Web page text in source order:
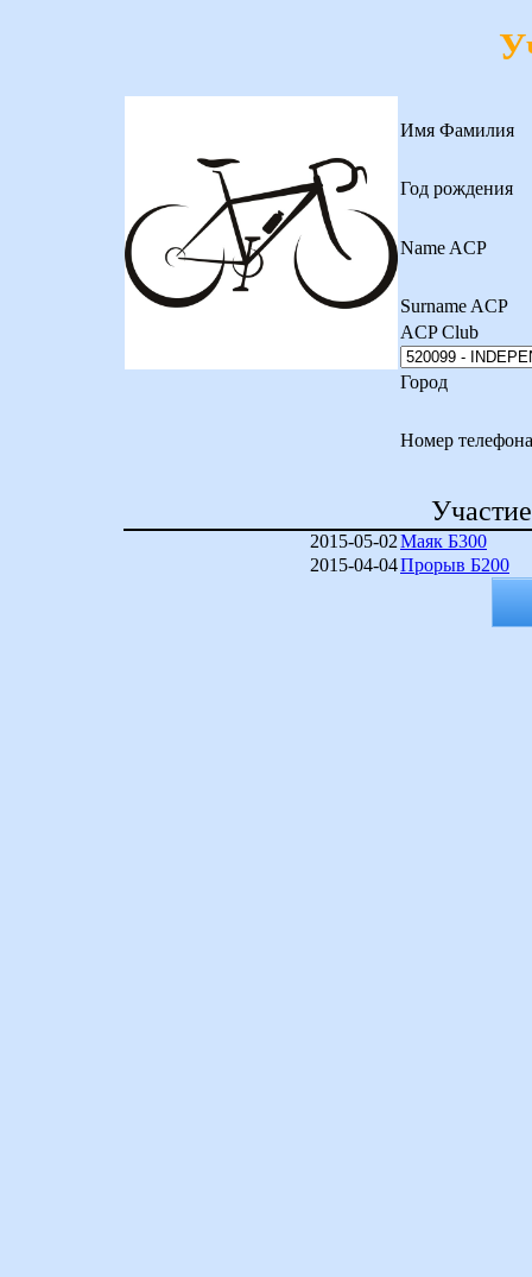
Имя Фамилия
Год рождения
Name ACP
Surname ACP
ACP Club
Город
Номер телефона
2015-05-02Маяк Б300
2015-04-04Прорыв Б200